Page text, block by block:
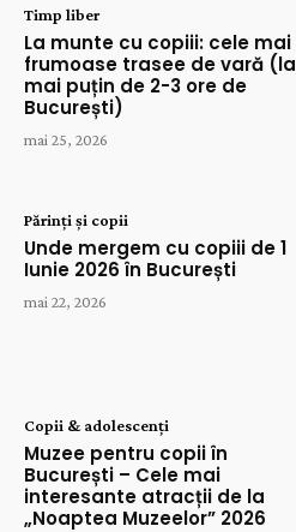
Timp liber
La munte cu copiii: cele mai
frumoase trasee de vară (la
mai puțin de 2-3 ore de
București)
mai 25, 2026
Părinți și copii
Unde mergem cu copiii de 1
Iunie 2026 în București
mai 22, 2026
Copii & adolescenți
Muzee pentru copii în
București – Cele mai
interesante atracții de la
„Noaptea Muzeelor” 2026